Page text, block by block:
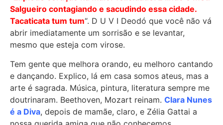
Salgueiro contagiando e sacudindo essa cidade.
Tacaticata tum tum“. D U V I Deodó que você não vá
abrir imediatamente um sorrisão e se levantar,
mesmo que esteja com virose.
Tem gente que melhora orando, eu melhoro cantando
e dançando. Explico, lá em casa somos ateus, mas a
arte é sagrada. Música, pintura, literatura sempre me
doutrinaram. Beethoven, Mozart reinam. Clara Nunes
é a Diva, depois de mamãe, claro, e Zélia Gattai a